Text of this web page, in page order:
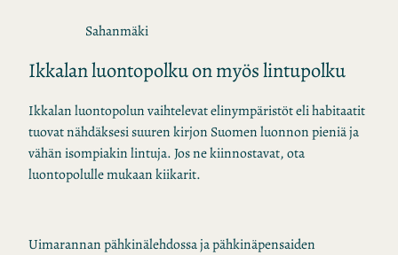
Sahanmäki
Ikkalan luontopolku on myös lintupolku
Ikkalan luontopolun vaihtelevat elinympäristöt eli habitaatit
tuovat nähdäksesi suuren kirjon Suomen luonnon pieniä ja
vähän isompiakin lintuja. Jos ne kiinnostavat, ota
luontopolulle mukaan kiikarit.
Uimarannan pähkinälehdossa ja pähkinäpensaiden